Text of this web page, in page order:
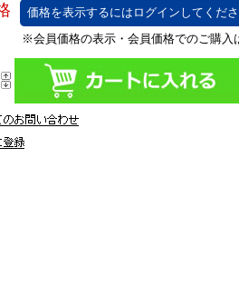
価格を表示するにはログインしてくだ